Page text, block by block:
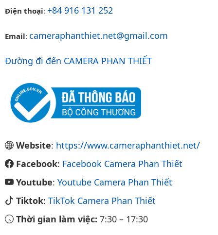
Điện thoại: +84 916 131 252
Email: cameraphanthiet.net@gmail.com
Đường đi đến CAMERA PHAN THIẾT
Website: https://www.cameraphanthiet.net/
Facebook: Facebook Camera Phan Thiết
Youtube: Youtube Camera Phan Thiết
Tiktok: TikTok Camera Phan Thiết
Thời gian làm việc: 7:30 – 17:30